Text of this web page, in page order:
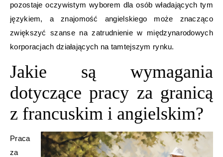
pozostaje oczywistym wyborem dla osób władających tym
językiem, a znajomość angielskiego może znacząco
zwiększyć szanse na zatrudnienie w międzynarodowych
korporacjach działających na tamtejszym rynku.
Jakie są wymagania
dotyczące pracy za granicą
z francuskim i angielskim?
Praca
za